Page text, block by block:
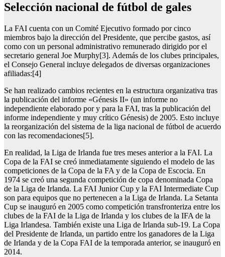
selección nacional de fútbol de gales
La FAI cuenta con un Comité Ejecutivo formado por cinco
miembros bajo la dirección del Presidente, que percibe gastos, así
como con un personal administrativo remunerado dirigido por el
secretario general Joe Murphy[3]. Además de los clubes principales,
el Consejo General incluye delegados de diversas organizaciones
afiliadas:[4]
Se han realizado cambios recientes en la estructura organizativa tras
la publicación del informe «Génesis II» (un informe no
independiente elaborado por y para la FAI, tras la publicación del
informe independiente y muy crítico Génesis) de 2005. Esto incluye
la reorganización del sistema de la liga nacional de fútbol de acuerdo
con las recomendaciones[5].
En realidad, la Liga de Irlanda fue tres meses anterior a la FAI. La
Copa de la FAI se creó inmediatamente siguiendo el modelo de las
competiciones de la Copa de la FA y de la Copa de Escocia. En
1974 se creó una segunda competición de copa denominada Copa
de la Liga de Irlanda. La FAI Junior Cup y la FAI Intermediate Cup
son para equipos que no pertenecen a la Liga de Irlanda. La Setanta
Cup se inauguró en 2005 como competición transfronteriza entre los
clubes de la FAI de la Liga de Irlanda y los clubes de la IFA de la
Liga Irlandesa. También existe una Liga de Irlanda sub-19. La Copa
del Presidente de Irlanda, un partido entre los ganadores de la Liga
de Irlanda y de la Copa FAI de la temporada anterior, se inauguró en
2014.